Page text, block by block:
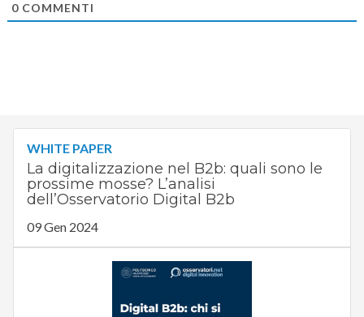
0COMMENTI
WHITE PAPER
La digitalizzazione nel B2b: quali sono le
prossime mosse? L’analisi
dell’Osservatorio Digital B2b
09 Gen 2024